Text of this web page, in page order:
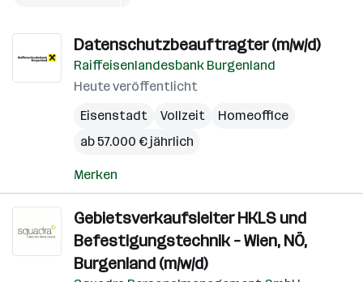
Datenschutzbeauftragter (m/w/d)
Raiffeisenlandesbank Burgenland
Heute veröffentlicht
Eisenstadt
Vollzeit
Homeoffice
ab 57.000 € jährlich
Merken
Gebietsverkaufsleiter HKLS und
Befestigungstechnik – Wien, NÖ,
Burgenland (m/w/d)